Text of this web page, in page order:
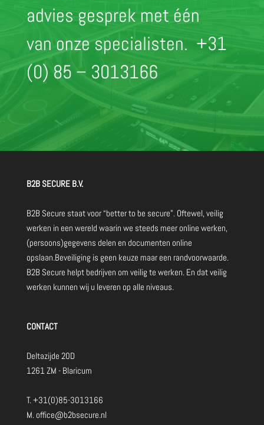
advies gesprek met één
van onze specialisten. +31
(0) 85 – 3013166
B2B SECURE B.V.
B2B Secure staat voor “better to be secure”. Oftewel, veilig
werken in een wereld waarin we steeds meer online werken,
(persoons)gegevens delen en documenten online
opslaan.Beveiliging is geen keuze maar een randvoorwaarde.
B2B Secure helpt bedrijven om veilig te werken. En dat veilig
werken kunnen wij u leveren op alle niveaus.
CONTACT
Deltazijde 20D
1261 ZM - Blaricum
T. +31(0)85-3013166
M. office@b2bsecure.nl